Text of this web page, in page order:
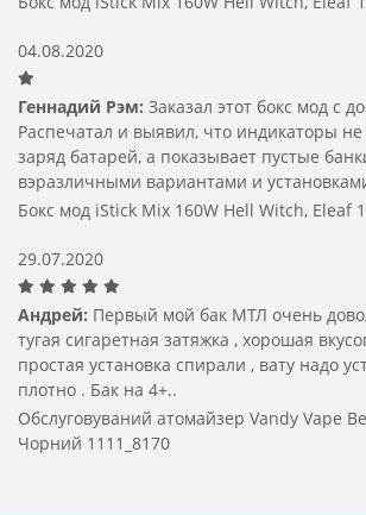
обладнання. Тим більше,
зниження ціни розробникам
використовувати далеко застарілі
найчастіше випарники дешевих бокс
не так ефективно, як дорожчі
електронні сигарети недорого,
ними не так легко адаптуватися до
куріння. На жаль, більшість
невеликий термін експлуатації. Тому
можна використовувати в
ознайомлення з процесом
Надалі більшість любителів ширяння
більш дорогі моделі, які
куріння.
04.08.2020
Геннадий Рэм: Заказал этот бокс мод с
Распечатал и выявил, что индикаторы
заряд батарей, а показывает пустые
вэразличными вариантами и
Бокс мод iStick Mix 160W Hell Witch, Eleaf
29.07.2020
Андрей: Первый мой бак МТЛ очень
тугая сигаретная затяжка , хорошая
простая установка спирали , вату надо
плотно . Бак на 4+..
Обслуговуваний атомайзер Vandy Vape
Чорний 1111_8170